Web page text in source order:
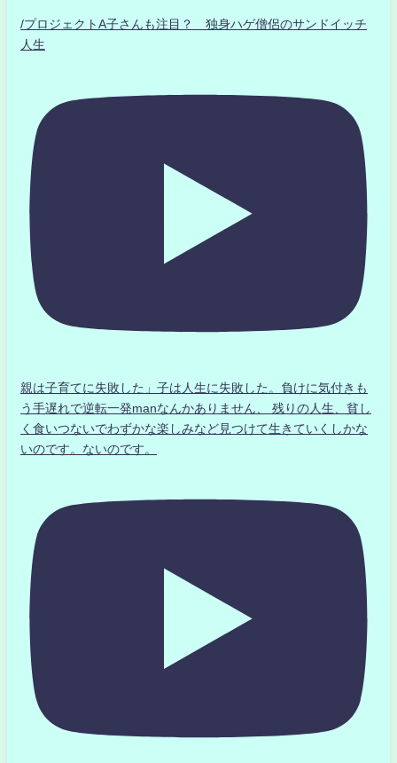
/プロジェクトA子さんも注目？ 独身ハゲ僧侶のサンドイッチ
人生
親は子育てに失敗した」子は人生に失敗した。負けに気付きも
う手遅れで逆転一発manなんかありません、 残りの人生、貧し
く食いつないでわずかな楽しみなど見つけて生きていくしかな
いのです。ないのです。